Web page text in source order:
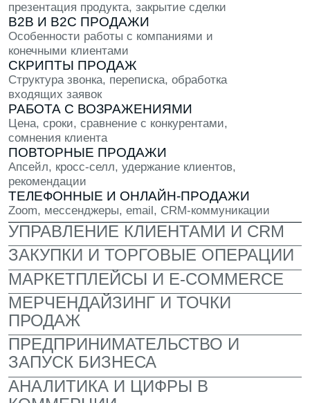
НАСТОЯЩИЙ ОПЕНСПЕЙС
Здесь ты работаешь над реальными
заданиями и чувствуешь себя частью
команды
Приятный современный интерьер,
где комфортно учиться и работать
над проектами. У каждого своё личное
рабочее место и мощный компьютер
СОВРЕМЕННЫЙ
КАМПУС